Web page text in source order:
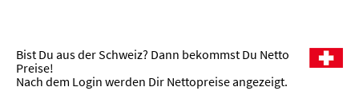
Bist Du aus der Schweiz? Dann bekommst Du Netto
Preise!
Nach dem Login werden Dir Nettopreise angezeigt.